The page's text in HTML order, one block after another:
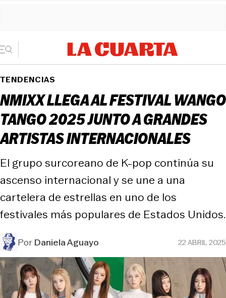
TENDENCIAS
NMIXX LLEGA AL FESTIVAL WANGO
TANGO 2025 JUNTO A GRANDES
ARTISTAS INTERNACIONALES
El grupo surcoreano de K-pop continúa su
ascenso internacional y se une a una
cartelera de estrellas en uno de los
festivales más populares de Estados Unidos.
PorDaniela Aguayo 22 ABRIL 2025